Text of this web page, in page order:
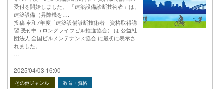
受付を開始しました。 「建築設備診断技術者」は、
建築設備（昇降機を….
投稿 令和7年度「建築設備診断技術者」資格取得講
習 受付中（ロングライフビル推進協会） は 公益社
団法人 全国ビルメンテナンス協会 に最初に表示さ
れました。
2025/04/03 16:00
その他ジャンル 教育・資格